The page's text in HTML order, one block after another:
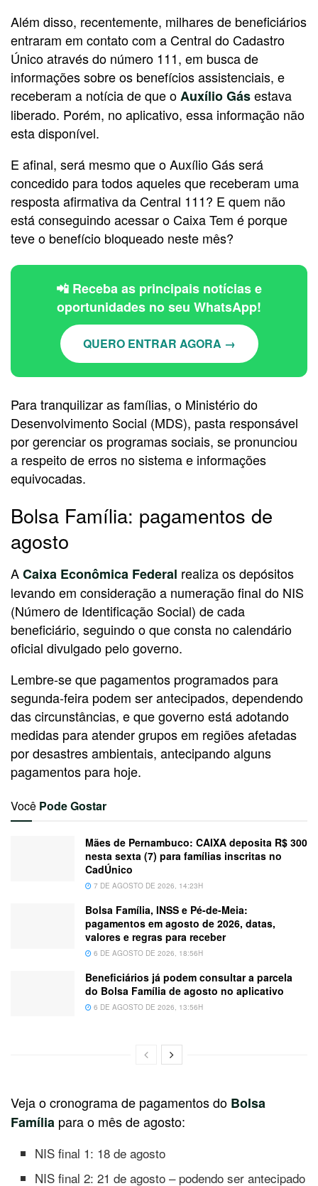
Além disso, recentemente, milhares de beneficiários
entraram em contato com a Central do Cadastro
Único através do número 111, em busca de
informações sobre os benefícios assistenciais, e
receberam a notícia de que oAuxílio Gásestava
liberado. Porém, no aplicativo, essa informação não
esta disponível.
E afinal, será mesmo que o Auxílio Gás será
concedido para todos aqueles que receberam uma
resposta afirmativa da Central 111? E quem não
está conseguindo acessar o Caixa Tem é porque
teve o benefício bloqueado neste mês?
📲 Receba as principais notícias e
oportunidades no seu WhatsApp!
QUERO ENTRAR AGORA →
Para tranquilizar as famílias, o Ministério do
Desenvolvimento Social (MDS), pasta responsável
por gerenciar os programas sociais, se pronunciou
a respeito de erros no sistema e informações
equivocadas.
Bolsa Família: pagamentos de
agosto
ACaixa Econômica Federal realiza os depósitos
levando em consideração a numeração final do NIS
(Número de Identificação Social) de cada
beneficiário, seguindo o que consta no calendário
oficial divulgado pelo governo.
Lembre-se que pagamentos programados para
segunda-feira podem ser antecipados, dependendo
das circunstâncias, e que governo está adotando
medidas para atender grupos em regiões afetadas
por desastres ambientais, antecipando alguns
pagamentos para hoje.
Você Pode Gostar
Mães de Pernambuco: CAIXA deposita R$ 300
nesta sexta (7) para famílias inscritas no
CadÚnico
7 DE AGOSTO DE 2026, 14:23H
Bolsa Família, INSS e Pé-de-Meia:
pagamentos em agosto de 2026, datas,
valores e regras para receber
6 DE AGOSTO DE 2026, 18:56H
Beneficiários já podem consultar a parcela
do Bolsa Família de agosto no aplicativo
6 DE AGOSTO DE 2026, 13:56H
Veja o cronograma de pagamentos do Bolsa
Família para o mês de agosto:
NIS final 1: 18 de agosto
NIS final 2: 21 de agosto – podendo ser antecipado